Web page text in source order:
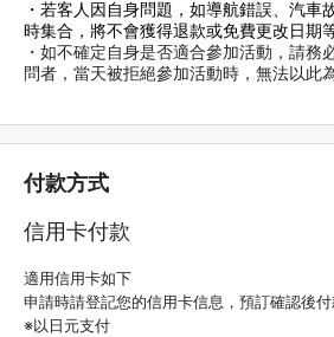
・若客人因自身問題，如導航錯誤、汽車
時集合，將不會獲得退款或免費更改日期
・如不確定自身是否適合參加活動，請務
問者，當天被拒絕參加活動時，無法以此
付款方式
信用卡付款
適用信用卡如下
申請時請登記您的信用卡信息，預訂確認後付
※以日元支付